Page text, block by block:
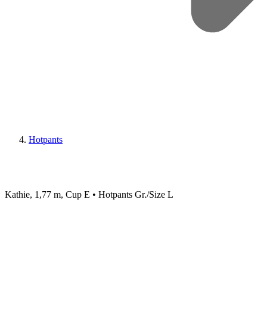
Hotpants
Kathie, 1,77 m, Cup E • Hotpants Gr./Size L